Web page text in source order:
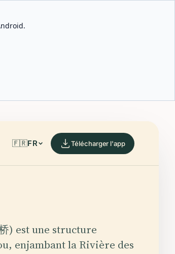
🇫🇷FR Télécharger l'app
) est une structure
enjambant la Rivière des